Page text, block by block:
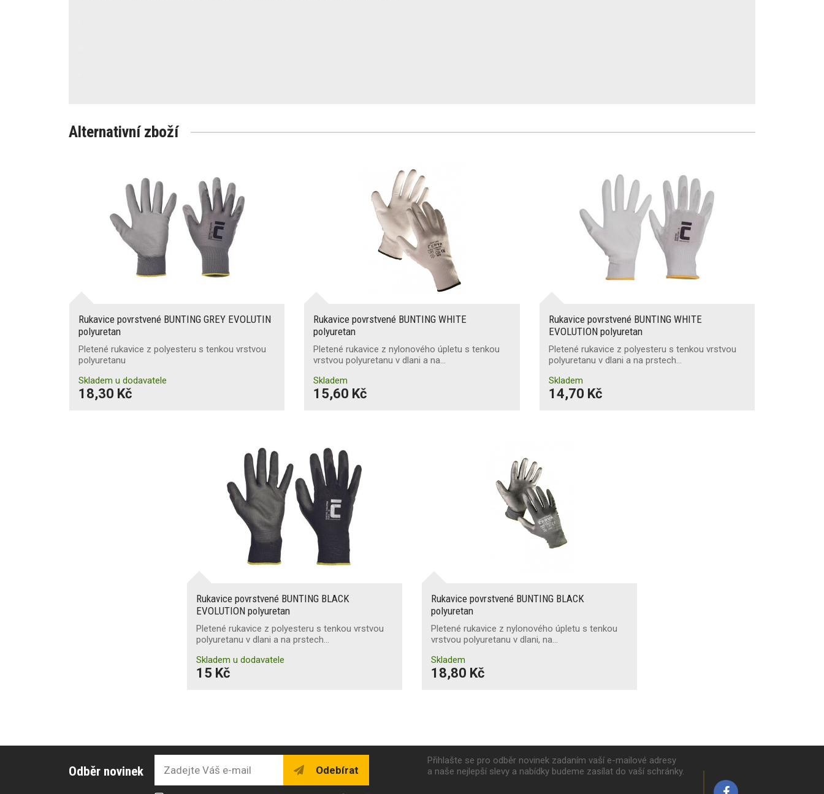
Alternativní zboží
Rukavice povrstvené BUNTING GREY EVOLUTIN
polyuretan
Pletené rukavice z polyesteru s tenkou vrstvou
polyuretanu
Skladem u dodavatele
18,30 Kč
Rukavice povrstvené BUNTING WHITE
polyuretan
Pletené rukavice z nylonového úpletu s tenkou
vrstvou polyuretanu v dlani a na…
Skladem
15,60 Kč
Rukavice povrstvené BUNTING WHITE
EVOLUTION polyuretan
Pletené rukavice z polyesteru s tenkou vrstvou
polyuretanu v dlani a na prstech…
Skladem
14,70 Kč
Rukavice povrstvené BUNTING BLACK
EVOLUTION polyuretan
Pletené rukavice z polyesteru s tenkou vrstvou
polyuretanu v dlani a na prstech…
Skladem u dodavatele
15 Kč
Rukavice povrstvené BUNTING BLACK
polyuretan
Pletené rukavice z nylonového úpletu s tenkou
vrstvou polyuretanu v dlani, na…
Skladem
18,80 Kč
Odběr novinek Odebírat
Přihlašte se pro odběr novinek zadaním vaší e-mailové adresy
a naše nejlepší slevy a nabídky budeme zasílat do vaší schránky.